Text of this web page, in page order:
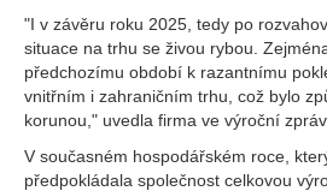
"I v závěru roku 2025, tedy po
situace na trhu se živou rybou.
předchozímu období k razantnímu
vnitřním i zahraničním trhu, což bylo
korunou," uvedla firma ve výroční
V současném hospodářském roce,
předpokládala společnost celkovou